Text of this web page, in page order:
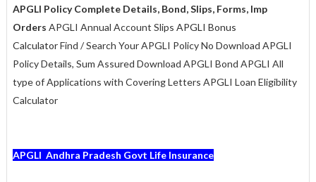
APGLI Policy Complete Details, Bond, Slips, Forms, Imp
Orders APGLI Annual Account Slips APGLI Bonus
CalculatorFind / Search Your APGLI Policy No Download APGLI
Policy Details, Sum Assured Download APGLI Bond APGLI All
type of Applications with Covering Letters APGLI Loan Eligibility
Calculator
APGLI Andhra Pradesh Govt Life Insurance